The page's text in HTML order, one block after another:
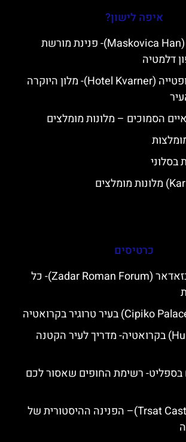
איפה לישון?
מסקוביצה האן (Maskovica Han)- פנינת מורשת
דלמטיה
מלון קוורנר באופטייה (Hotel Kvarner)- מלון היוקרה
בסלוני
כרטיסים
הפורום הרומי בזאדאר (Zadar Roman Forum)- כל
העיירה הום (Hum) בקרואטיה- מדריך לעיר הקטנה
בספליט- רשימת החופים שאסור לכם
טירת טרסט (Trsat Castle)– הפנינה ההיסטורית של